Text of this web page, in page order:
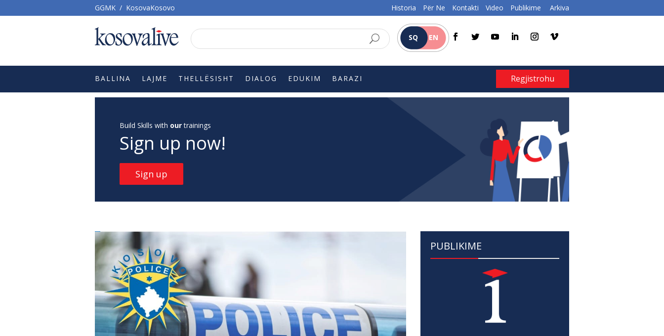
GGMK / KosovaKosovo Historia Për Ne Kontakti Video Publikime Arkiva
SQ EN
BALLINA LAJME THELLËSISHT DIALOG EDUKIM BARAZI Regjistrohu
Build Skills with ourtrainings
Sign up now!
Sign up
PUBLIKIME